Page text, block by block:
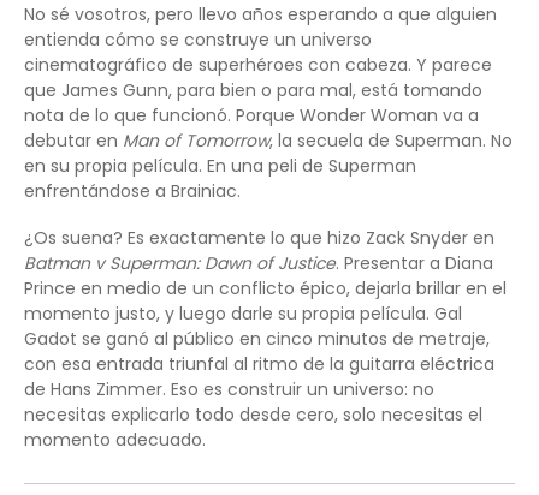
No sé vosotros, pero llevo años esperando a que alguien
entienda cómo se construye un universo
cinematográfico de superhéroes con cabeza. Y parece
que James Gunn, para bien o para mal, está tomando
nota de lo que funcionó. Porque Wonder Woman va a
debutar en Man of Tomorrow, la secuela de Superman. No
en su propia película. En una peli de Superman
enfrentándose a Brainiac.
¿Os suena? Es exactamente lo que hizo Zack Snyder en
Batman v Superman: Dawn of Justice. Presentar a Diana
Prince en medio de un conflicto épico, dejarla brillar en el
momento justo, y luego darle su propia película. Gal
Gadot se ganó al público en cinco minutos de metraje,
con esa entrada triunfal al ritmo de la guitarra eléctrica
de Hans Zimmer. Eso es construir un universo: no
necesitas explicarlo todo desde cero, solo necesitas el
momento adecuado.